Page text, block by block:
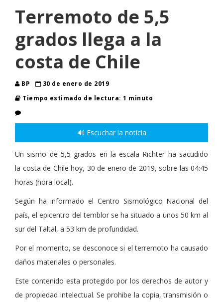
Terremoto de 5,5
grados llega a la
costa de Chile
BP
30 de enero de 2019
Tiempo estimado de lectura: 1 minuto
🔊 Escuchar la noticia
Un sismo de 5,5 grados en la escala Richter ha sacudido
la costa de Chile hoy, 30 de enero de 2019, sobre las 04:45
horas (hora local).
Según ha informado el Centro Sismológico Nacional del
país, el epicentro del temblor se ha situado a unos 50 km al
sur del Taltal, a 53 km de profundidad.
Por el momento, se desconoce si el terremoto ha causado
daños materiales o personales.
Este contenido esta protegido por los derechos de autor y
de propiedad intelectual. Se prohibe la copia, transmisión o